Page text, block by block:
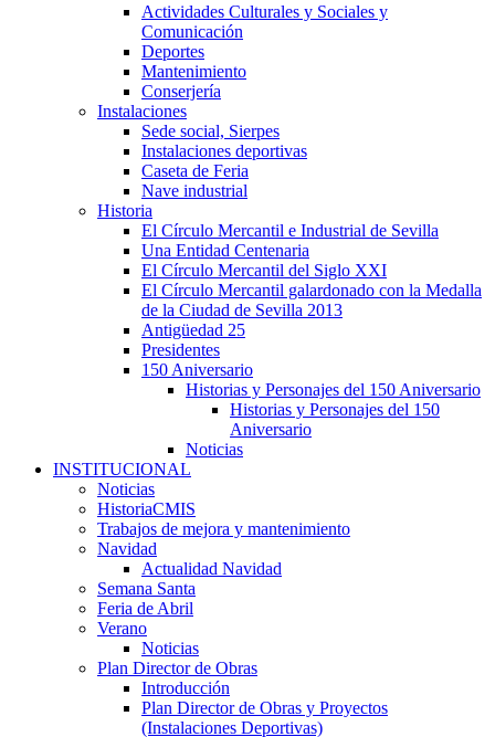
Actividades Culturales y Sociales y
Comunicación
Deportes
Mantenimiento
Conserjería
Instalaciones
Sede social, Sierpes
Instalaciones deportivas
Caseta de Feria
Nave industrial
Historia
El Círculo Mercantil e Industrial de Sevilla
Una Entidad Centenaria
El Círculo Mercantil del Siglo XXI
El Círculo Mercantil galardonado con la Medalla
de la Ciudad de Sevilla 2013
Antigüedad 25
Presidentes
150 Aniversario
Historias y Personajes del 150 Aniversario
Historias y Personajes del 150
Aniversario
Noticias
INSTITUCIONAL
Noticias
HistoriaCMIS
Trabajos de mejora y mantenimiento
Navidad
Actualidad Navidad
Semana Santa
Feria de Abril
Verano
Noticias
Plan Director de Obras
Introducción
Plan Director de Obras y Proyectos
(Instalaciones Deportivas)